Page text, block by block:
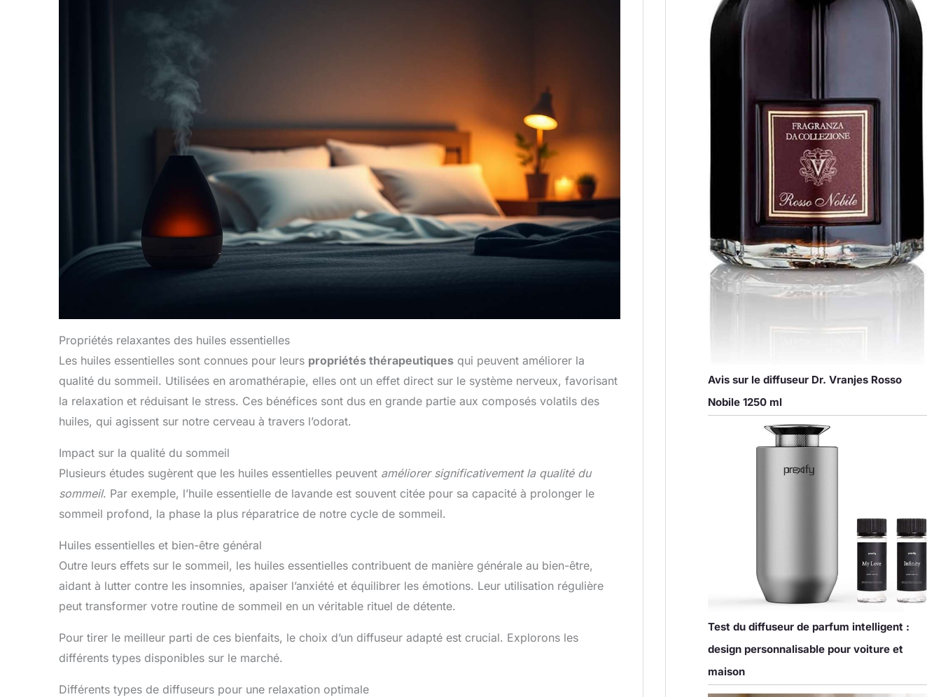
Propriétés relaxantes des huiles essentielles
Les huiles essentielles sont connues pour leurs propriétés thérapeutiques qui peuvent améliorer la
qualité du sommeil. Utilisées en aromathérapie, elles ont un effet direct sur le système nerveux, favorisant
la relaxation et réduisant le stress. Ces bénéfices sont dus en grande partie aux composés volatils des
huiles, qui agissent sur notre cerveau à travers l’odorat.
Impact sur la qualité du sommeil
Plusieurs études sugèrent que les huiles essentielles peuvent améliorer significativement la qualité du
sommeil. Par exemple, l’huile essentielle de lavande est souvent citée pour sa capacité à prolonger le
sommeil profond, la phase la plus réparatrice de notre cycle de sommeil.
Huiles essentielles et bien-être général
Outre leurs effets sur le sommeil, les huiles essentielles contribuent de manière générale au bien-être,
aidant à lutter contre les insomnies, apaiser l’anxiété et équilibrer les émotions. Leur utilisation régulière
peut transformer votre routine de sommeil en un véritable rituel de détente.
Pour tirer le meilleur parti de ces bienfaits, le choix d’un diffuseur adapté est crucial. Explorons les
différents types disponibles sur le marché.
Différents types de diffuseurs pour une relaxation optimale
Avis sur le diffuseur Dr. Vranjes Rosso
Nobile 1250 ml
Test du diffuseur de parfum intelligent :
design personnalisable pour voiture et
maison